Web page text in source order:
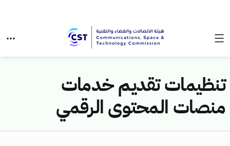
تنظيمات تقديم خدمات
منصات المحتوى الرقمي